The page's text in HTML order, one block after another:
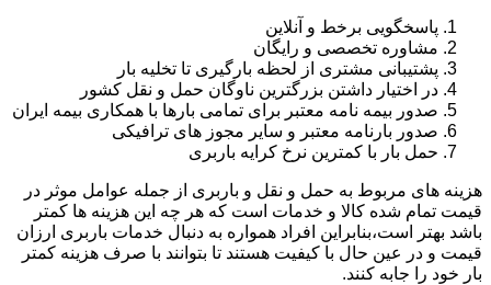
پاسخگویی برخط و آنلاین
مشاوره تخصصی و رایگان
پشتیبانی مشتری از لحظه بارگیری تا تخلیه بار
در اختیار داشتن بزرگترین ناوگان حمل و نقل کشور
صدور بیمه نامه معتبر برای تمامی بارها با همکاری بیمه ایران
صدور بارنامه معتبر و سایر مجوز های ترافیکی
حمل بار با کمترین نرخ کرایه باربری
هزینه های مربوط به حمل و نقل و باربری از جمله عوامل موثر در
قیمت تمام شده کالا و خدمات است که هر چه این هزینه ها کمتر
باشد بهتر است،بنابراین افراد همواره به دنبال خدمات باربری ارزان
قیمت و در عین حال با کیفیت هستند تا بتوانند با صرف هزینه کمتر
بار خود را جابه کنند.